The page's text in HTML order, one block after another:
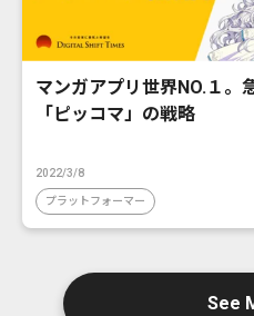
マンガアプリ世界NO.１。
「ピッコマ」の戦略
2022/3/8
プラットフォーマー
See